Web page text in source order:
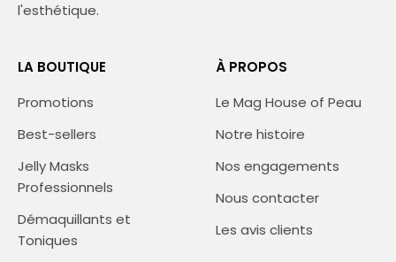
l'esthétique.
LA BOUTIQUE
Promotions
Best-sellers
Jelly Masks
Professionnels
Démaquillants et
Toniques
À PROPOS
Le Mag House of Peau
Notre histoire
Nos engagements
Nous contacter
Les avis clients